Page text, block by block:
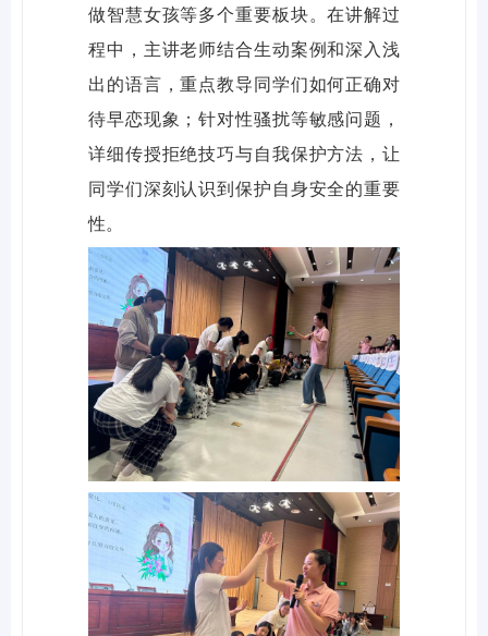
做智慧女孩等多个重要板块。在讲解过
程中，主讲老师结合生动案例和深入浅
出的语言，重点教导同学们如何正确对
待早恋现象；针对性骚扰等敏感问题，
详细传授拒绝技巧与自我保护方法，让
同学们深刻认识到保护自身安全的重要
性。